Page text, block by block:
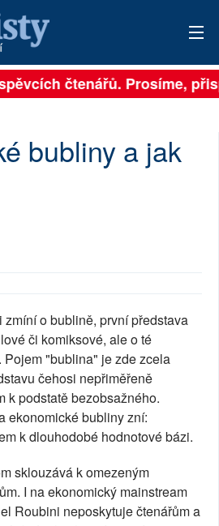
čtenářů. Prosíme,
bubliny a jak
o bublině, první představa
či komiksové, ale o té
"bublina" je zde zcela
čehosi nepřiměřeně
k podstatě bezobsažného.
ekonomické bubliny zní:
k dlouhodobé hodnotové bázi.
sklouzává k omezeným
I na ekonomický mainstream
Roubini neposkytuje čtenářům a